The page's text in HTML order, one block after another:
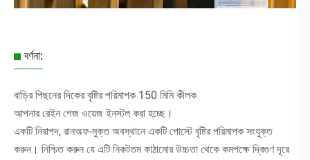
বর্ণনা:
বাড়ির পিছনের দিকের বৃষ্টির পরিমাপক 150 মিমি কীলক
আপনার রেইন গেজ ওয়েজ ইনস্টল করা হচ্ছে।
একটি নিরাপদ, রানঅফ-মুক্ত অবস্থানে একটি পোস্টে বৃষ্টির পরিমাপক সংযুক্ত
করুন। নিশ্চিত করুন যে এটি নিকটতম কাঠামোর উচ্চতা থেকে কমপক্ষে দ্বিগুণ দূরে